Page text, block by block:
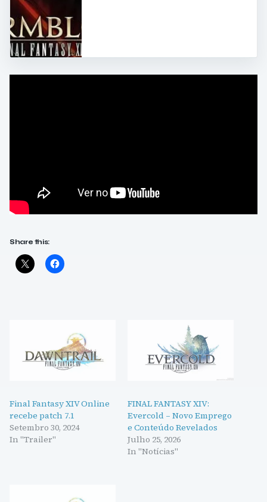
Share this:
Final Fantasy XIV Online
recebe patch 7.1
Setembro 30, 2024
In "Trailer"
FINAL FANTASY XIV:
Evercold – Novo Emprego
e Conteúdo Revelados
Julho 25, 2026
In "Notícias"